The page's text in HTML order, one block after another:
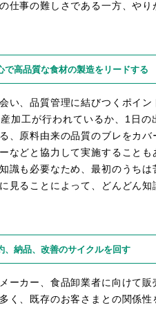
仕事の難しさである一方、やり
で高品質な食材の製造をリードする
い、品質管理に結びつくポイン
加工が行われているか、1日の
、原料由来の品質のブレをカバ
などと協力して実施することも
識も必要なため、最初のうちは
見ることによって、どんどん知
、納品、改善のサイクルを回す
ーカー、食品卸業者に向けて販
く、既存のお客さまとの関係性